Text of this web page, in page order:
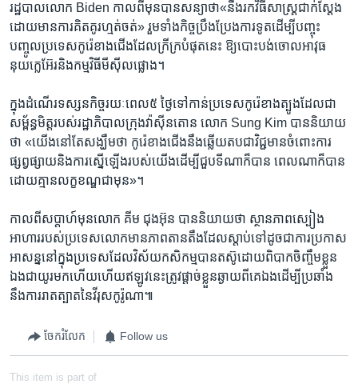
រដ្ឋបាល​លោក ​Biden ​កាល​ពីមុន​បាន​សន្យា​ថា​«នឹង​រក​វិធីសាស្រ្ត​ជាក់ស្តែង​
ដោយ​មាន​ការ​គិត​គូរ​ហ្មត់ចត់»​ រួមទាំង​កិច្ច​ប្រឹងប្រែង​ការទូត​ដើម្បី​បញ្ចុះ​
បញ្ចូល​ប្រទេស​កូរ៉េ​ខាងជើង​ដែល​ក្រីក្រ​បំផុត​នេះ​ ឱ្យ​បោះបង់​ចោល​អាវុធ​
នុយក្លេអ៊ែរ​និង​កម្ម​វិធី​មីស៊ីល​ផ្លោង។​
ក្នុង​ដំណើរ​ទស្សន​កិច្ច​រយៈ​ពេល​៥​ ថ្ងៃ​ទៅកាន់​ប្រទេស​កូរ៉េ​ខាងត្បូង​ដែល​ជា​
សម្ព័ន្ធ​មិត្ត​របស់​រដ្ឋាភិបាល​ក្រុង​វ៉ាស៊ីនតោន ​លោក​ Sung Kim ​បាន​និយាយ​
ថា​ «យើង​នៅតែ​សង្ឃឹម​ថា​ កូរ៉េ​ខាងជើង​នឹង​ឆ្លើយតប​ជា​វិជ្ជមាន​ចំពោះ​ការ​
ផ្សព្វផ្សាយ​និង​ការ​ស្នើឡើង​របស់​យើង​ដើម្បី​ជួប​ទីណា​ក៏បាន ​ពេលណា​ក៏បាន​
ដោយ​គ្មាន​លក្ខខណ្ឌ​ជាមុន»។​
កាលពី​សប្តាហ៍​មុន​លោក​ គីម ជុងអ៊ុន​ បាន​និយាយ​ថា​ ស្ថានភាព​ស្បៀង​
អាហារ​របស់​ប្រទេស​លោក​មាន​ភាព​តានតឹង​ដែល​ស្តាប់​ទៅ​ដូច​ជា​ការ​ប្រកាស​
អាសន្ន​នៅ​ក្នុង​ប្រទេស​ដែល​វិស័យ​កសិកម្ម​បាន​តស៊ូ​ដោយ​ពិបាក​ចិញ្ចឹម​ខ្លួន​
ឯង​ជាយូរ​មក​ហើយ​ហើយ​ឥឡូវ​នេះ​ត្រូវ​ផ្តាច់​ខ្លួន​ឆ្ងាយ​ពី​គេ​ឯង​ដើម្បី​ប្រឆាំង​
នឹង​ការ​រាតត្បាត​នៃ​វីរុស​កូរ៉ូណា៕
ចែករំលែក Follow us
This item is part of